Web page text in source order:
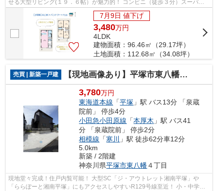
せる大型リビング(１９．６帖）が魅力的！ コンビニ（徒歩３分）スーパー
（徒歩５分）小・中学校近く、暮らし...
7月9日 値下げ
3,480万円
4LDK
建物面積：96.46㎡（29.17坪）
土地面積：112.68㎡（34.08坪）
売買 | 新築一戸建 【現地画像あり】平塚市東八幡６期 全3棟 1号棟
3,780万円
東海道本線 「平塚 」駅 バス13分 「泉蔵
院前」 停歩4分
小田急小田原線 「本厚木 」駅 バス41
分 「泉蔵院前」 停歩2分
相模線 「寒川
」駅 徒歩62分車12分
5.0km
新築 / 2階建
神奈川県平塚市東八幡４丁目
現地堂々完成！住戸内覧可能！ 大型SC「ジ・アウトレット湘南平塚」や
「ららぽーと湘南平塚」にもアクセスしやすいR129号線至近！ 小・中学校